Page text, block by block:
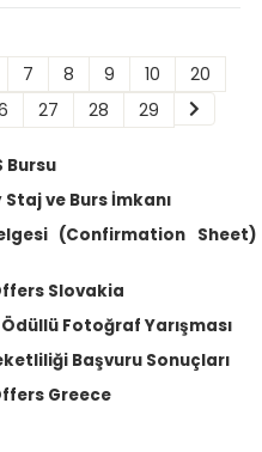
7 8 9 10
20
27 28 29
Bursu
ve Burs İmkanı
(Confirmation Sheet)
Slovakia
Fotoğraf Yarışması
Başvuru Sonuçları
Greece